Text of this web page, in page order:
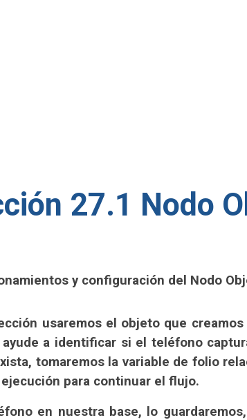
27.1 Nodo
y configuración del Nodo
usaremos el objeto que
a identificar si el teléfono
tomaremos la variable de folio
para continuar el flujo.
en nuestra base, lo